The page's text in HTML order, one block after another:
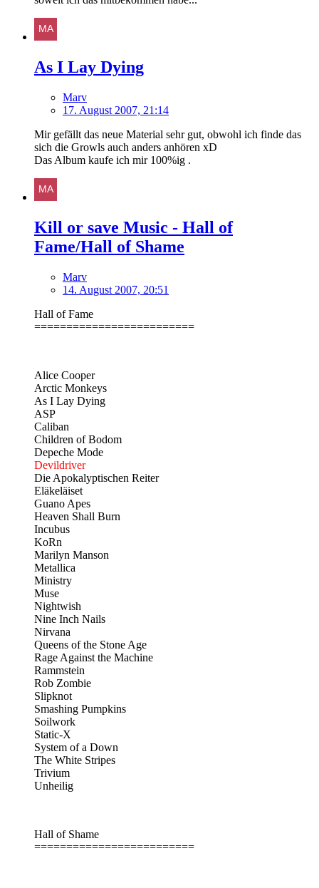
As I Lay Dying
Marv
17. August 2007, 21:14
Mir gefällt das neue Material sehr gut, obwohl ich finde das
sich die Growls auch anders anhören xD
Das Album kaufe ich mir 100%ig .
Kill or save Music - Hall of
Fame/Hall of Shame
Marv
14. August 2007, 20:51
Hall of Fame
=========================
Alice Cooper
Arctic Monkeys
As I Lay Dying
ASP
Caliban
Children of Bodom
Depeche Mode
Devildriver
Die Apokalyptischen Reiter
Eläkeläiset
Guano Apes
Heaven Shall Burn
Incubus
KoRn
Marilyn Manson
Metallica
Ministry
Muse
Nightwish
Nine Inch Nails
Nirvana
Queens of the Stone Age
Rage Against the Machine
Rammstein
Rob Zombie
Slipknot
Smashing Pumpkins
Soilwork
Static-X
System of a Down
The White Stripes
Trivium
Unheilig
Hall of Shame
=========================